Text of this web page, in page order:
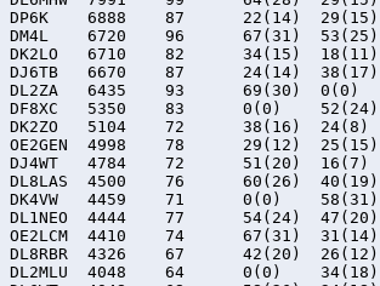
DP6K	6888	87	22(14)	29(15)	50(26)	22(1)
DM4L	6720	96	67(31)	53(25)	0(0)	0(0)
DK2LO	6710	82	34(15)	18(11)	38(19)	32(10)
DJ6TB	6670	87	24(14)	38(17)	21(16)	32(11)
DL2ZA	6435	93	69(30)	0(0)	48(25)	0(0)
DF8XC	5350	83	0(0)	52(24)	55(26)	0(0)
DK2ZO	5104	72	38(16)	24(8)	21(9)	33(11)
OE2GEN	4998	78	29(12)	25(15)	44(24)	0(0)
DJ4WT	4784	72	51(20)	16(7)	37(19)	0(0)
DL8LAS	4500	76	60(26)	40(19)	0(0)	0(0)
DK4VW	4459	71	0(0)	58(31)	33(18)	0(0)
DL1NEO	4444	77	54(24)	47(20)	0(0)	0(0)
OE2LCM	4410	74	67(31)	31(14)	0(0)	0(0)
DL8RBR	4326	67	42(20)	26(12)	0(0)	35(10)
DL2MLU	4048	64	0(0)	34(18)	54(28)	0(0)